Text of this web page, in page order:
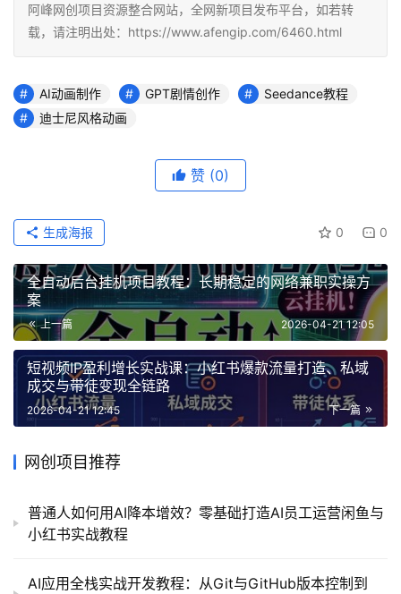
阿峰网创项目资源整合网站，全网新项目发布平台，如若转
载，请注明出处：https://www.afengip.com/6460.html
AI动画制作 GPT剧情创作
Seedance教程
迪士尼风格动画
赞 (0)
0 0
生成海报
全自动后台挂机项目教程：长期稳定的网络兼职实操方
案
上一篇 2026-04-21 12:05
短视频IP盈利增长实战课：小红书爆款流量打造、私域
成交与带徒变现全链路
下一篇
2026-04-21 12:45
网创项目推荐
普通人如何用AI降本增效？零基础打造AI员工运营闲鱼与
小红书实战教程
AI应用全栈实战开发教程：从Git与GitHub版本控制到